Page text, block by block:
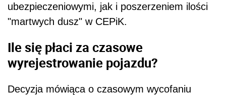
ubezpieczeniowymi, jak i poszerzeniem ilości
"martwych dusz" w CEPiK.
Ile się płaci za czasowe
wyrejestrowanie pojazdu?
Decyzja mówiąca o czasowym wycofaniu